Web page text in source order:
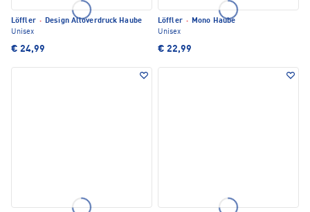
Löffler · Design Alloverdruck Haube
Unisex
€ 24,99
Löffler · Mono Haube
Unisex
€ 22,99